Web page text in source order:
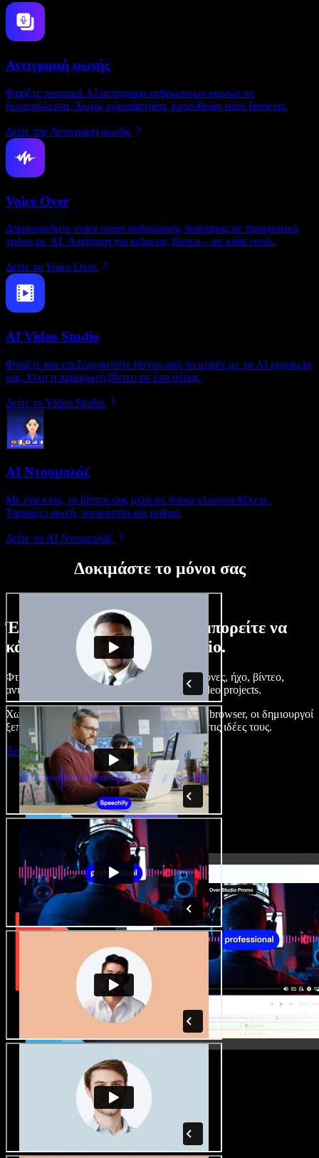
Αντιγραφή φωνής
Φτιάξτε ποιοτικά AI αντίγραφα ανθρώπινων φωνών σε
δευτερόλεπτα. Χωρίς εγκατάσταση, κατευθείαν στον browser.
Δείτε την Αντιγραφή φωνής
Voice Over
Δημιουργήστε voice overs ανθρώπινης ποιότητας σε πραγματικό
χρόνο με AI. Αφήγηση για κείμενα, βίντεο – σε κάθε στυλ.
Δείτε το Voice Over
AI Video Studio
Φτιάξτε και επεξεργαστείτε βίντεο από το μηδέν με τα AI εργαλεία
μας. Όλη η παραγωγή βίντεο σε ένα μέρος.
Δείτε το Video Studio
AI Ντουμπλάζ
Με ένα κλικ, το βίντεό σας μιλά σε όποια γλώσσα θέλετε.
Ταιριάζει φωνή, τονικότητα και ρυθμό.
Δείτε το AI Ντουμπλάζ
Δοκιμάστε το μόνοι σας
Ένα μικρό δείγμα από όσα μπορείτε να
κάνετε με το Speechify Studio.
Φτιάξτε voice overs, προσθέστε δωρεάν εικόνες, ήχο, βίντεο,
αντιγραφή φωνής – ολοκληρωμένα audio/video projects.
Χωρίς καμπύλη εκμάθησης και με όλα στον browser, οι δημιουργοί
ξεπερνούν τα κλασικά όρια και δίνουν ζωή στις ιδέες τους.
Ξεκινήστε με το Studio